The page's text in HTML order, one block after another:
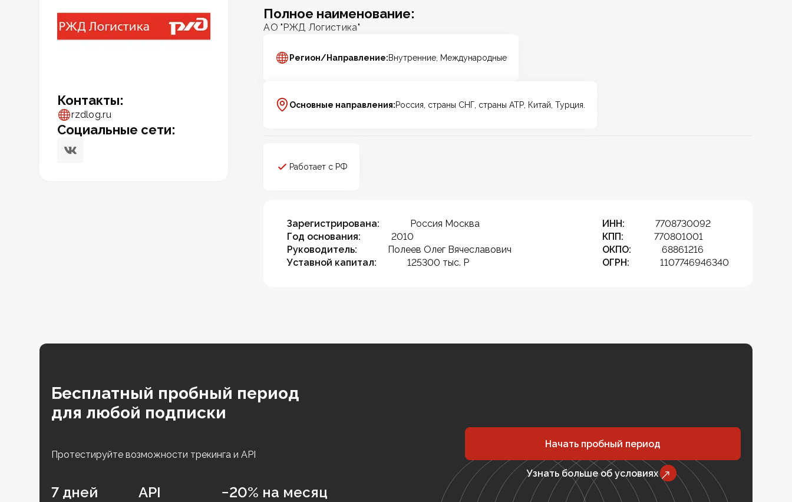
Контакты:
rzdlog.ru
Социальные сети:
Полное наименование:
АО "РЖД Логистика"
Регион/Направление:Внутренние, Международные
Основные направления:Россия, страны СНГ, страны АТР, Китай, Турция.
Работает с РФ
Зарегистрирована:
Россия Москва
Год основания:
2010
Руководитель:
Полеев Олег Вячеславович
Уставной капитал:
125300 тыс. Р
ИНН:
7708730092
КПП:
770801001
ОКПО:
68861216
ОГРН:
1107746946340
Бесплатный пробный период
для любой подписки
Протестируйте возможности трекинга и API
7 дней API −20% на месяц
Начать пробный период
Узнать больше об условиях